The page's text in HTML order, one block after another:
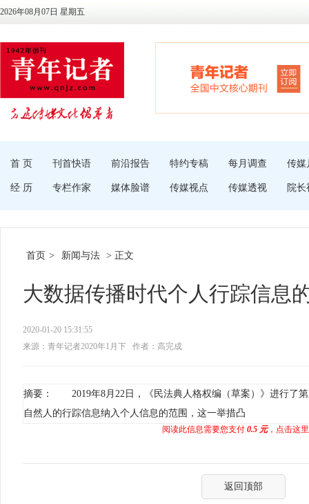
2026年08月07日 星期五
首 页 刊首快语 前沿报告 特约专稿 每月调查 传媒
经 历 专栏作家 媒体脸谱 传媒视点 传媒透视 院长
首页 > 新闻与法 > 正文
大数据传播时代个人行踪信息
2020-01-20 15:31:55
来源：青年记者2020年1月下
作者：高完成
摘要： 2019年8月22日，《民法典人格权编（草案）》进行了第
自然人的行踪信息纳入个人信息的范围，这一举措凸
阅读此信息需要您支付 0.5 元，点击这
返回顶部